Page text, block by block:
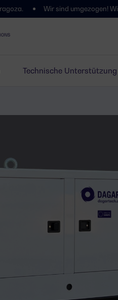
Technische Unterstützung
Wir sind umgezogen! Wir erwarten